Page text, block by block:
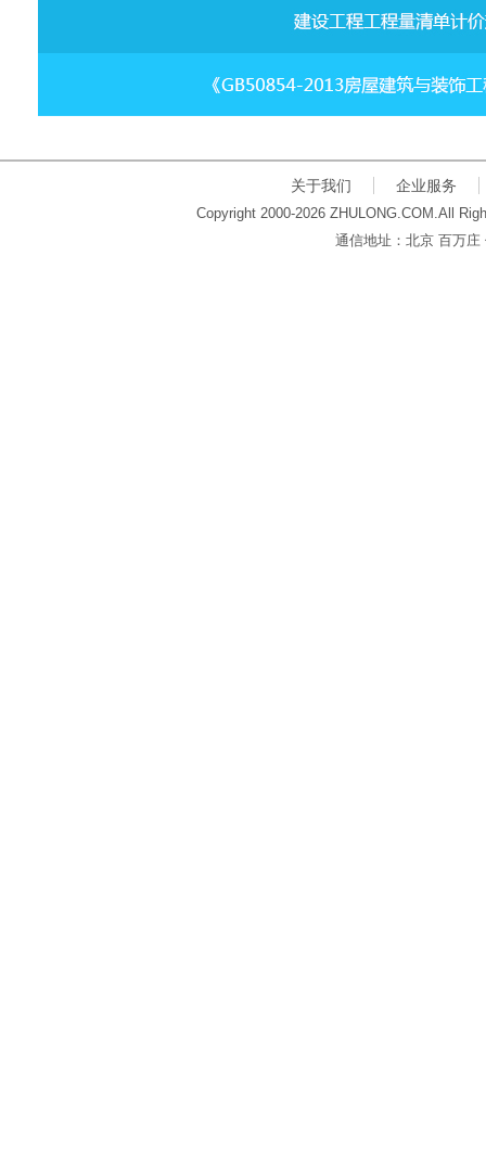
关于我们 企业服务
Copyright 2000-2026 ZHULONG.COM.All
通信地址：北京 百万